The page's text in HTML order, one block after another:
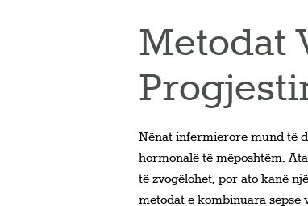
Metodat
Nënat infermierore mund të
hormonalë të mëposhtëm.
të zvogëlohet, por ato kanë
metodat e kombinuara